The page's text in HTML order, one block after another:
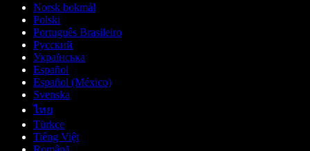
Norsk bokmål
Polski
Português Brasileiro
Русский
Українська
Español
Español (México)
Svenska
ไทย
Türkçe
Tiếng Việt